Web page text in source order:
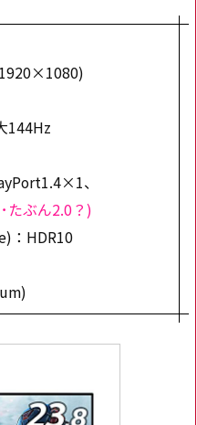
144Hz
、
たぶん2.0？)
：HDR10